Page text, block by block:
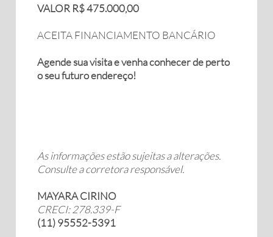
VALOR R$ 475.000,00
ACEITA FINANCIAMENTO BANCÁRIO
Agende sua visita e venha conhecer de perto
o seu futuro endereço!
As informações estão sujeitas a alterações.
Consulte a corretora responsável.
MAYARA CIRINO
CRECI: 278.339-F
(11) 95552-5391